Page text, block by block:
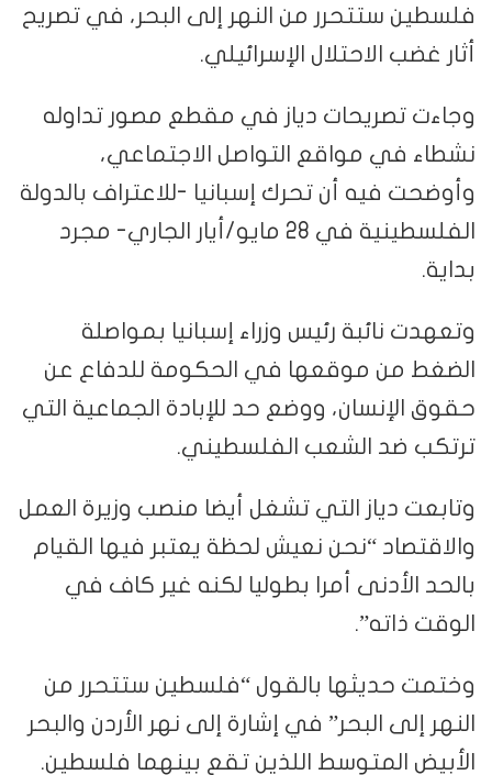
فلسطين ستتحرر من النهر إلى البحر، في تصريح
أثار غضب الاحتلال الإسرائيلي.
وجاءت تصريحات دياز في مقطع مصور تداوله
نشطاء في مواقع التواصل الاجتماعي،
وأوضحت فيه أن تحرك إسبانيا -للاعتراف بالدولة
الفلسطينية في 28 مايو/أيار الجاري- مجرد
بداية.
وتعهدت نائبة رئيس وزراء إسبانيا بمواصلة
الضغط من موقعها في الحكومة للدفاع عن
حقوق الإنسان، ووضع حد للإبادة الجماعية التي
ترتكب ضد الشعب الفلسطيني.
وتابعت دياز التي تشغل أيضا منصب وزيرة العمل
والاقتصاد “نحن نعيش لحظة يعتبر فيها القيام
بالحد الأدنى أمرا بطوليا لكنه غير كاف في
الوقت ذاته”.
وختمت حديثها بالقول “فلسطين ستتحرر من
النهر إلى البحر” في إشارة إلى نهر الأردن والبحر
الأبيض المتوسط اللذين تقع بينهما فلسطين.